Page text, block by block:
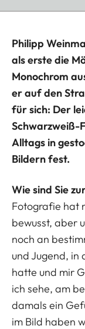
Philipp
als erste die
Monochrom
er auf den
für sich: Der
Schwarzweiß-
Alltags in
Bildern fest.
Wie sind Sie
Fotografie hat
bewusst, aber
noch an
und Jugend, in
hatte und mir
ich sehe, am
damals ein
im Bild haben